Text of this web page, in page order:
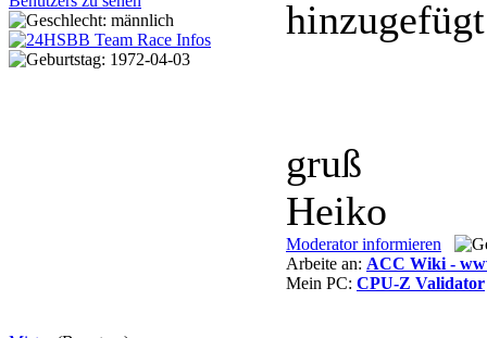
gruß
Heiko
Moderator informieren
Arbeite an: ACC Wiki -
Mein PC: CPU-Z Validator